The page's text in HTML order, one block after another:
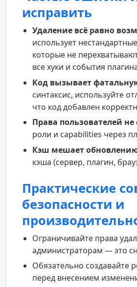
исправить
Удаление всё равно
использует
которые не
все хуки и события
Код вызывает
синтаксис, используйте
что код добавлен
Права пользователей
роли и capabilities через
Кэш мешает
кэша (сервер, плагин,
Практические
безопасности и
Ограничивайте права
администраторам — это
Обязательно создавайте
перед внесением